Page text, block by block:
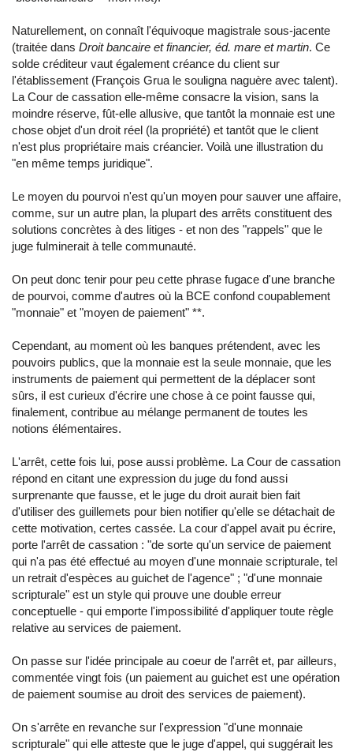
Naturellement, on connaît l'équivoque magistrale sous-jacente
(traitée dans Droit bancaire et financier, éd. mare et martin. Ce
solde créditeur vaut également créance du client sur
l'établissement (François Grua le souligna naguère avec talent).
La Cour de cassation elle-même consacre la vision, sans la
moindre réserve, fût-elle allusive, que tantôt la monnaie est une
chose objet d'un droit réel (la propriété) et tantôt que le client
n'est plus propriétaire mais créancier. Voilà une illustration du
"en même temps juridique".
Le moyen du pourvoi n'est qu'un moyen pour sauver une affaire,
comme, sur un autre plan, la plupart des arrêts constituent des
solutions concrètes à des litiges - et non des "rappels" que le
juge fulminerait à telle communauté.
On peut donc tenir pour peu cette phrase fugace d'une branche
de pourvoi, comme d'autres où la BCE confond coupablement
"monnaie" et "moyen de paiement" **.
Cependant, au moment où les banques prétendent, avec les
pouvoirs publics, que la monnaie est la seule monnaie, que les
instruments de paiement qui permettent de la déplacer sont
sûrs, il est curieux d'écrire une chose à ce point fausse qui,
finalement, contribue au mélange permanent de toutes les
notions élémentaires.
L'arrêt, cette fois lui, pose aussi problème. La Cour de cassation
répond en citant une expression du juge du fond aussi
surprenante que fausse, et le juge du droit aurait bien fait
d'utiliser des guillemets pour bien notifier qu'elle se détachait de
cette motivation, certes cassée. La cour d'appel avait pu écrire,
porte l'arrêt de cassation : "de sorte qu'un service de paiement
qui n'a pas été effectué au moyen d'une monnaie scripturale, tel
un retrait d'espèces au guichet de l'agence" ; "d'une monnaie
scripturale" est un style qui prouve une double erreur
conceptuelle - qui emporte l'impossibilité d'appliquer toute règle
relative au services de paiement.
On passe sur l'idée principale au coeur de l'arrêt et, par ailleurs,
commentée vingt fois (un paiement au guichet est une opération
de paiement soumise au droit des services de paiement).
On s'arrête en revanche sur l'expression "d'une monnaie
scripturale" qui elle atteste que le juge d'appel, qui suggérait les